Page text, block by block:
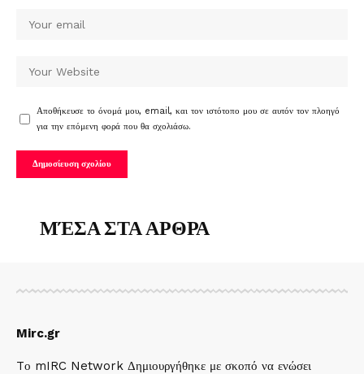
Αποθήκευσε το όνομά μου, email, και τον ιστότοπο μου σε αυτόν τον πλοηγό
για την επόμενη φορά που θα σχολιάσω.
ΜΈΣΑ ΣΤΑ ΑΡΘΡΑ
Mirc.gr
Tο mIRC Network Δημιουργήθηκε με σκοπό να ενώσει